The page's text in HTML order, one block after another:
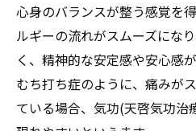
従来医療と気功治
併用の可能性
首の痛みに悩む方の
法)体験レビュー
気功(天啓気功治療や療
心身のバランスが整う感覚を
ルギーの流れがスムーズにな
く、精神的な安定感や安心感
むち打ち症のように、痛みが
ている場合、気功(天啓気功治